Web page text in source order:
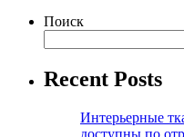
Поиск
Recent Posts
Интерьерные
доступны по